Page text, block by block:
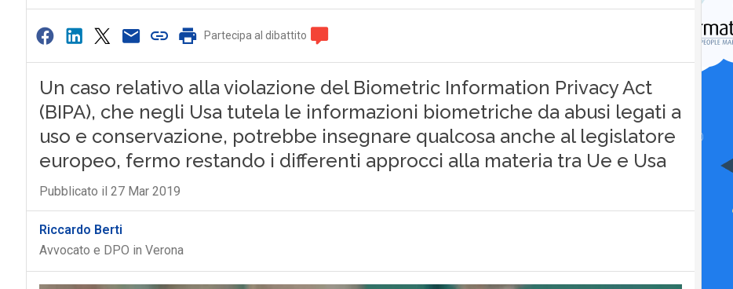
Partecipa al dibattito
Un caso relativo alla violazione del Biometric Information Privacy Act
(BIPA), che negli Usa tutela le informazioni biometriche da abusi legati a
uso e conservazione, potrebbe insegnare qualcosa anche al legislatore
europeo, fermo restando i differenti approcci alla materia tra Ue e Usa
Pubblicato il 27 Mar 2019
Riccardo Berti
Avvocato e DPO in Verona